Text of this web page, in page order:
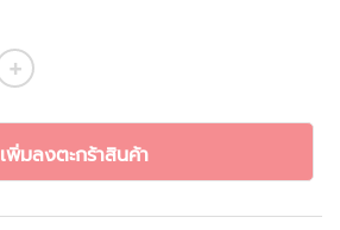
เพิ่มลงตะกร้าสินค้า